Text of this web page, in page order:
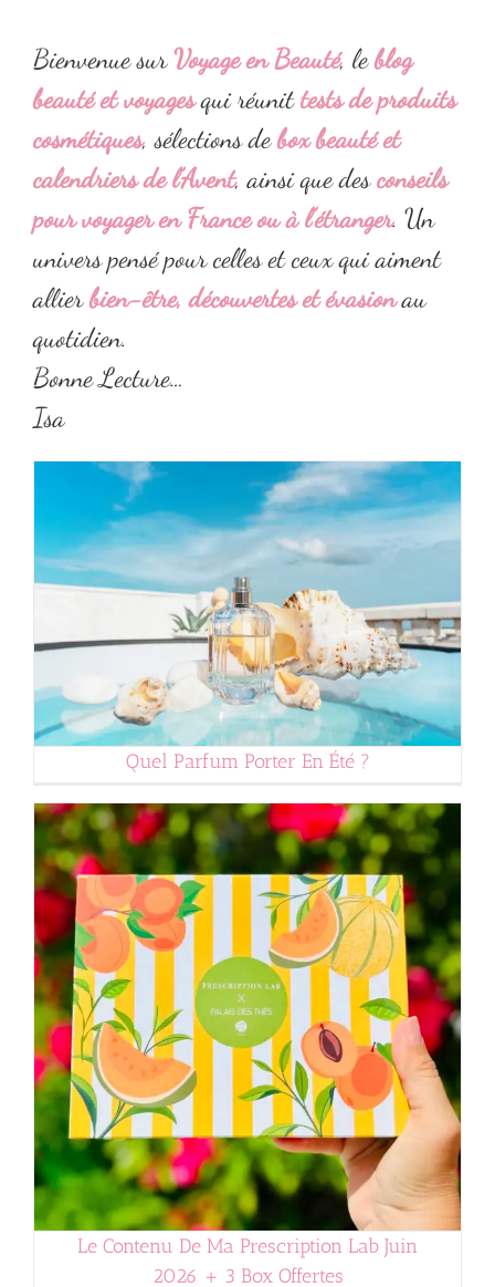
10 jours aux Pays-Bas en famille
autrement face au surtourisme ?
Bienvenue surVoyage en Beauté, leblog
beauté et voyagesqui réunittests de produits
cosmétiques, sélections debox beauté et
calendriers de l’Avent, ainsi que desconseils
pour voyager en France ou à l’étranger
univers pensé pour celles et ceux qui aiment
allier
quotidien.
Bonne Lecture…
Isa
Quel Parfum Porter En Été ?